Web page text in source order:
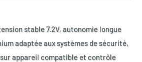
stable 7.2V, autonomie longue
adaptée aux systèmes de sécurité,
appareil compatible et contrôle